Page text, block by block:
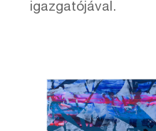
igazgatójával.